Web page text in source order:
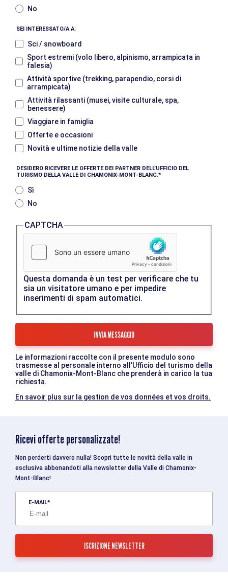
No
SEI INTERESSATO/A A:
Sci / snowboard
Sport estremi (volo libero, alpinismo, arrampicata in
falesia)
Attività sportive (trekking, parapendio, corsi di
arrampicata)
Attività rilassanti (musei, visite culturale, spa,
benessere)
Viaggiare in famiglia
Offerte e occasioni
Novità e ultime notizie della valle
DESIDERO RICEVERE LE OFFERTE DEI PARTNER DELL’UFFICIO DEL
TURISMO DELLA VALLE DI CHAMONIX-MONT-BLANC.
Sì
No
CAPTCHA
Questa domanda è un test per verificare che tu
sia un visitatore umano e per impedire
inserimenti di spam automatici.
Le informazioni raccolte con il presente modulo sono
trasmesse al personale interno all’Ufficio del turismo della
valle di Chamonix-Mont-Blanc che prenderà in carico la tua
richiesta.
En savoir plus sur la gestion de vos données et vos droits.
Ricevi offerte personalizzate!
Non perderti davvero nulla! Scopri tutte le novità della valle in
esclusiva abbonandoti alla newsletter della Valle di Chamonix-
Mont-Blanc!
E-MAIL